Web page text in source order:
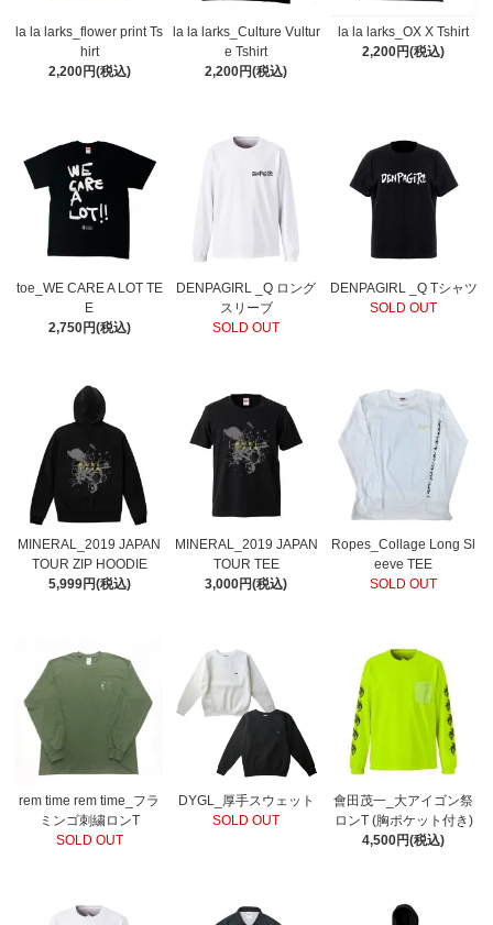
la la larks_flower print Ts
hirt
2,200円(税込)
la la larks_Culture Vultur
e Tshirt
2,200円(税込)
la la larks_OX X Tshirt
2,200円(税込)
toe_WE CARE A LOT TE
E
2,750円(税込)
DENPAGIRL _Q ロング
スリーブ
SOLD OUT
DENPAGIRL _Q Tシャツ
SOLD OUT
MINERAL_2019 JAPAN
TOUR ZIP HOODIE
5,999円(税込)
MINERAL_2019 JAPAN
TOUR TEE
3,000円(税込)
Ropes_Collage Long Sl
eeve TEE
SOLD OUT
rem time rem time_フラ
ミンゴ刺繍ロンT
SOLD OUT
DYGL_厚手スウェット
SOLD OUT
會田茂一_大アイゴン祭
ロンT (胸ポケット付き)
4,500円(税込)